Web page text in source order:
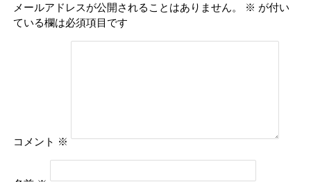
メールアドレスが公開されることはありません。 ※ が付い
ている欄は必須項目です
コメント ※